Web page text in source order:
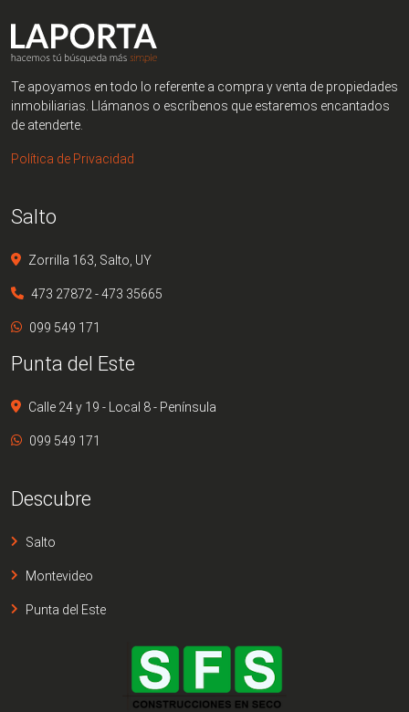
Te apoyamos en todo lo referente a compra y venta de propiedades
inmobiliarias. Llámanos o escríbenos que estaremos encantados
de atenderte.
Política de Privacidad
Salto
Zorrilla 163, Salto, UY
473 27872 - 473 35665
099 549 171
Punta del Este
Calle 24 y 19 - Local 8 - Península
099 549 171
Descubre
Salto
Montevideo
Punta del Este